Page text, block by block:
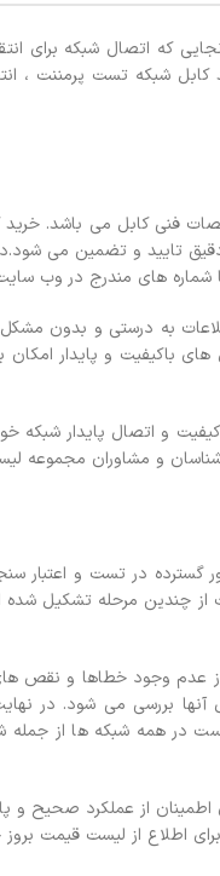
که اتصال شبکه برای
کابل شبکه تست پرمننت ،
فنی کابل می باشد. خرید
تایید و تضمین می
شماره های مندرج در وب
به درستی و بدون
باکیفیت و پایدار
و اتصال پایدار شبکه خود
و مشاوران مجموعه
در تست و اعتبار
از چندین مرحله تشکیل
عدم وجود خطاها و نقص
بررسی می شود. در
همه شبکه ها از جمله
از عملکرد صحیح و
برای اطلاع از لیست قیمت